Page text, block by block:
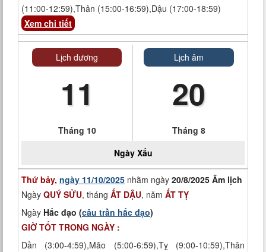
(11:00-12:59),Thân (15:00-16:59),Dậu (17:00-18:59)
Xem chi tiết
Lịch dương
11
Tháng 10
Lịch âm
20
Tháng 8
Ngày Xấu
Thứ bảy, ngày 11/10/2025 nhằm ngày 20/8/2025 Âm lịch
Ngày QUÝ SỬU, tháng ẤT DẬU, năm ẤT TỴ
Ngày Hắc đạo (câu trần hắc đạo)
GIỜ TỐT TRONG NGÀY :
Dần (3:00-4:59),Mão (5:00-6:59),Tỵ (9:00-10:59),Thân